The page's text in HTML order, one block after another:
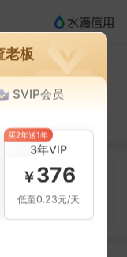
提示信息
当前企业(0条)
老板
SVIP会员
3年VIP
￥376
低至0.23元/天
买2年送1年